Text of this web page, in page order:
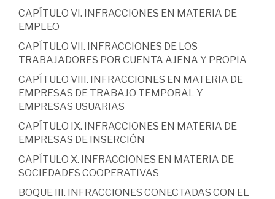
CAPÍTULO VI. INFRACCIONES EN MATERIA DE
EMPLEO
CAPÍTULO VII. INFRACCIONES DE LOS
TRABAJADORES POR CUENTA AJENA Y PROPIA
CAPÍTULO VIII. INFRACCIONES EN MATERIA DE
EMPRESAS DE TRABAJO TEMPORAL Y
EMPRESAS USUARIAS
CAPÍTULO IX. INFRACCIONES EN MATERIA DE
EMPRESAS DE INSERCIÓN
CAPÍTULO X. INFRACCIONES EN MATERIA DE
SOCIEDADES COOPERATIVAS
BOQUE III. INFRACCIONES CONECTADAS CON EL